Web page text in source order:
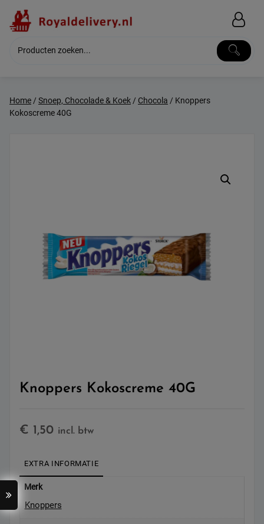
content
Home/ Snoep, Chocolade & Koek/ Chocola / Knoppers
Kokoscreme 40G
Knoppers Kokoscreme 40G
€ 1,50 incl. btw
EXTRA INFORMATIE
Merk
Knoppers